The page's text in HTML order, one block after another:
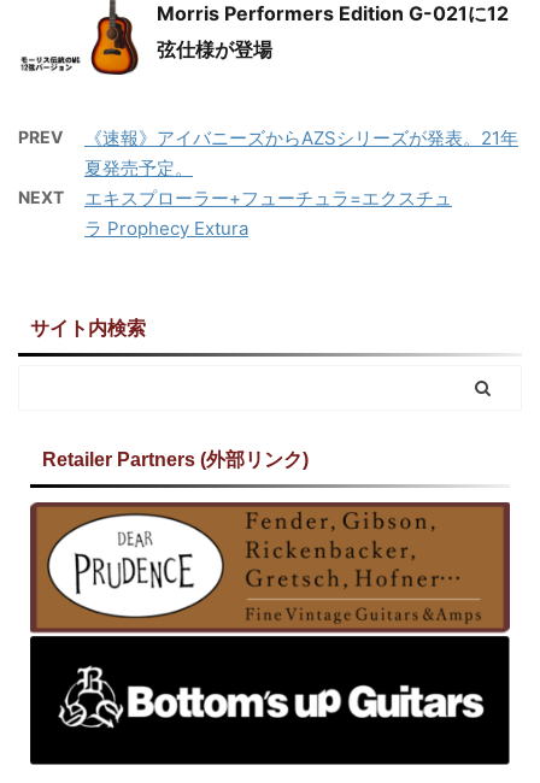
Morris Performers Edition G-021に12
弦仕様が登場
PREV
《速報》アイバニーズからAZSシリーズが発表。21年
夏発売予定。
NEXT
エキスプローラー+フューチュラ=エクスチュ
ラ Prophecy Extura
サイト内検索
Retailer Partners (外部リンク)